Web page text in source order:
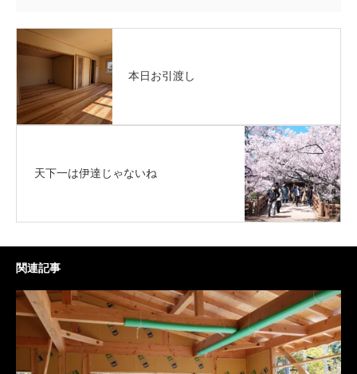
本日お引渡し
天下一は伊達じゃないね
関連記事